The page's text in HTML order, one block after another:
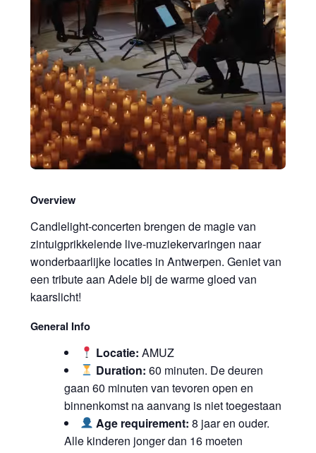
Overview
Candlelight-concerten brengen de magie van
zintuigprikkelende live-muziekervaringen naar
wonderbaarlijke locaties in Antwerpen. Geniet van
een tribute aan Adele bij de warme gloed van
kaarslicht!
General Info
Locatie: AMUZ
Duration: 60 minuten. De deuren
gaan 60 minuten van tevoren open en
binnenkomst na aanvang is niet toegestaan
Age requirement: 8 jaar en ouder.
Alle kinderen jonger dan 16 moeten